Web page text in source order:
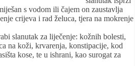
s vodom ili čajem on zaustavlja
crijeva i rad želuca, tjera na mokrenje
slanutak za liječenje: kožnih bolesti,
na koži, krvarenja, konstipacije, kod
kose, te u ishrani, kao surogat za